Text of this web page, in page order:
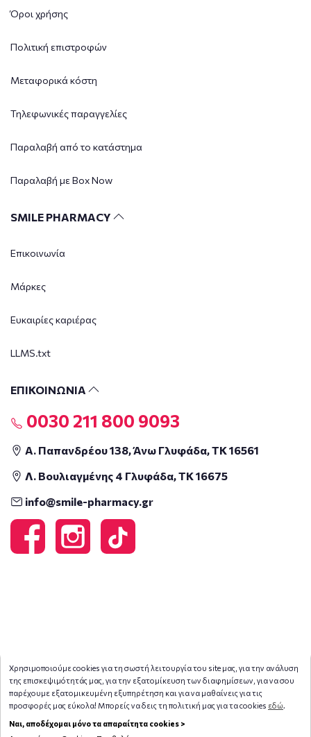
Χρησιμοποιούμε cookies για τη σωστή λειτουργία του site μας, για την ανάλυση
της επισκεψιμότητάς μας, για την εξατομίκευση των διαφημίσεων, για να σου
παρέχουμε εξατομικευμένη εξυπηρέτηση και για να μαθαίνεις για τις
προσφορές μας εύκολα! Μπορείς να δεις τη πολιτική μας για τα cookies εδώ.
Ναι, αποδέχομαι μόνο τα απαραίτητα cookies >
Όροι χρήσης
Πολιτική επιστροφών
Μεταφορικά κόστη
Τηλεφωνικές παραγγελίες
Παραλαβή από το κατάστημα
Παραλαβή με Box Now
SMILE PHARMACY
Επικοινωνία
Μάρκες
Ευκαιρίες καριέρας
LLMS.txt
ΕΠΙΚΟΙΝΩΝΙΑ
0030 211 800 9093
Α. Παπανδρέου 138, Άνω Γλυφάδα, ΤΚ 16561
Λ. Βουλιαγμένης 4 Γλυφάδα, ΤΚ 16675
info@smile-pharmacy.gr
Copyright © 2026smile-pharmacy.gr